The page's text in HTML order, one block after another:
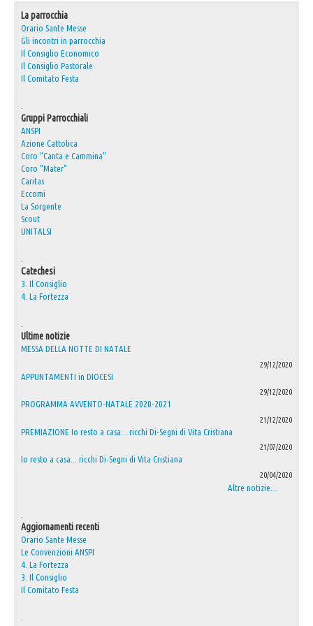
30° Anniversario Ordinazione Sacerdotale Don Nino
Festa Sant'Agostino
RASSEGNA PRESEPI DOMESTICI 2020
Capodanno 31/12/2015
Fatti riconoscere
La parrocchia
Orario Sante Messe
Gli incontri in parrocchia
Il Consiglio Economico
Il Consiglio Pastorale
Il Comitato Festa
Gruppi Parrocchiali
ANSPI
Azione Cattolica
Coro "Canta e Cammina"
Coro "Mater"
Caritas
Eccomi
La Sorgente
Scout
UNITALSI
Catechesi
3. Il Consiglio
4. La Fortezza
Ultime notizie
MESSA DELLA NOTTE DI NATALE
29/12/2020
APPUNTAMENTI in DIOCESI
29/12/2020
PROGRAMMA AVVENTO-NATALE 2020-2021
21/12/2020
PREMIAZIONE Io resto a casa... ricchi Di-Segni di Vita Cristiana
21/07/2020
Io resto a casa... ricchi Di-Segni di Vita Cristiana
20/04/2020
Altre notizie…
Aggiornamenti recenti
Orario Sante Messe
Le Convenzioni ANSPI
4. La Fortezza
3. Il Consiglio
Il Comitato Festa